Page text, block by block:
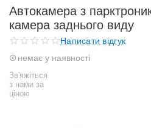
Автокамера з
камера заднього виду
Написати відгук
немає у наявності
Зв'яжіться
з нами за
ціною